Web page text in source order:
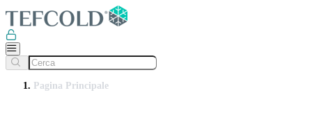
Pagina Principale